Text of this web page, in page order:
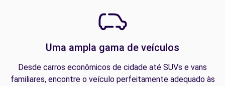
Uma ampla gama de veículos
Desde carros econômicos de cidade até SUVs e vans
familiares, encontre o veículo perfeitamente adequado às